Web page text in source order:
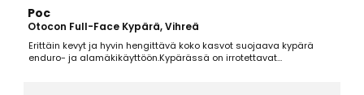
Poc
Otocon Full-Face Kypärä, Vihreä
Erittäin kevyt ja hyvin hengittävä koko kasvot suojaava kypärä
enduro- ja alamäkikäyttöön.Kypärässä on irrotettavat